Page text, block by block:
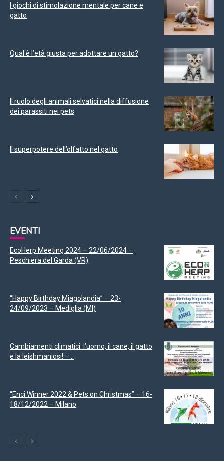
I giochi di stimolazione mentale per cane e
gatto
Qual è l’età giusta per adottare un gatto?
Il ruolo degli animali selvatici nella diffusione
dei parassiti nei pets
Il superpotere dell’olfatto nel gatto
EVENTI
EcoHerp Meeting 2024 – 22/06/2024 –
Peschiera del Garda (VR)
“Happy Birthday Miagolandia” – 23-
24/09/2023 – Mediglia (MI)
Cambiamenti climatici: l’uomo, il cane, il gatto
e la leishmaniosi! –...
“Enci Winner 2022 & Pets on Christmas” – 16-
18/12/2022 – Milano